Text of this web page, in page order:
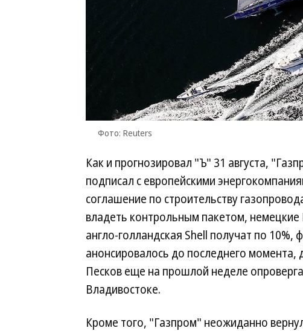
Фото: Reuters
Как и прогнозировал "Ъ" 31 августа,
подписал с европейскими
соглашение по строительству
владеть контрольным пакетом, немецкие
англо-голландская Shell получат по
анонсировалось до последнего
Песков еще на прошлой неделе
Владивостоке.
Кроме того, "Газпром" неожиданно